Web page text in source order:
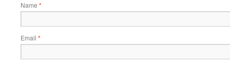
Name *
Email *